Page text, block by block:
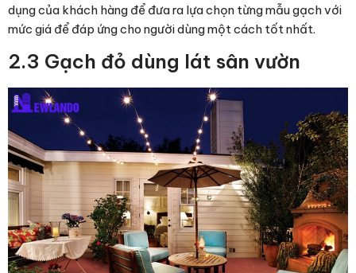
dụng của khách hàng để đưa ra lựa chọn từng mẫu gạch với
mức giá để đáp ứng cho người dùng một cách tốt nhất.
2.3 Gạch đỏ dùng lát sân vườn